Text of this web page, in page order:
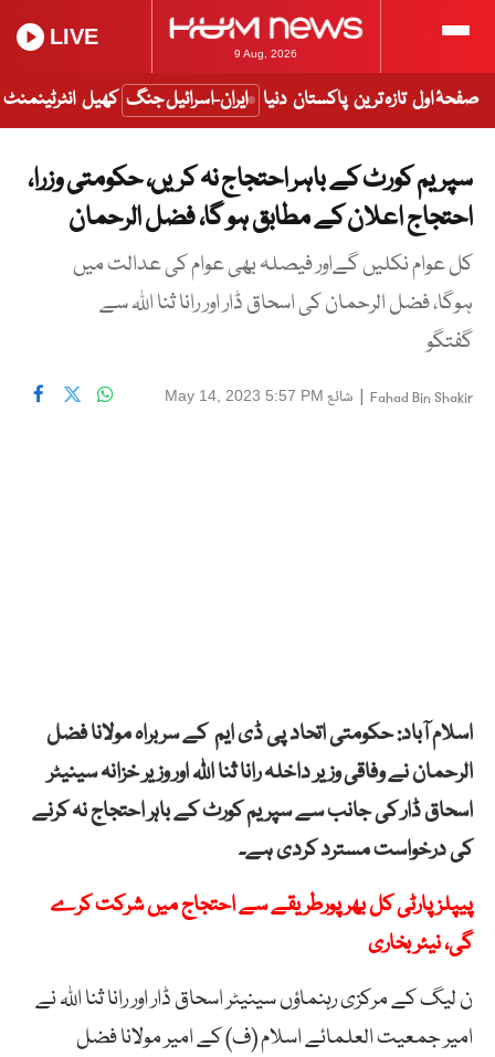
9 Aug, 2026
LIVE
صفحۂ اول تازہ ترین پاکستان دنیا ایران-اسرائیل جنگ کھیل انٹرٹینمنٹ
سپریم کورٹ کے باہر احتجاج نہ کریں، حکومتی وزرا،
احتجاج اعلان کے مطابق ہو گا، فضل الرحمان
کل عوام نکلیں گےاور فیصلہ بھی عوام کی عدالت میں
ہوگا، فضل الرحمان کی اسحاق ڈار اور رانا ثنا اللہ سے
گفتگو
Fahad Bin Shakir
| شائع May 14, 2023 5:57 PM
اسلام آباد: حکومتی اتحاد پی ڈی ایم کے سربراہ مولانا فضل
الرحمان نے وفاقی وزیر داخلہ رانا ثنا اللہ اور وزیر خزانہ سینیٹر
اسحاق ڈار کی جانب سے سپریم کورٹ کے باہر احتجاج نہ کرنے
کی درخواست مسترد کردی ہے۔
پیپلزپارٹی کل بھرپورطریقے سے احتجاج میں شرکت کرے
گی، نیئر بخاری
ن لیگ کے مرکزی رہنماؤں سینیٹر اسحاق ڈار اور رانا ثنا اللہ نے
امیر جمعیت العلمائے اسلام (ف) کے امیر مولانا فضل